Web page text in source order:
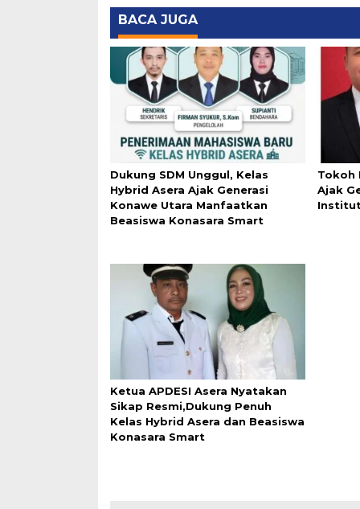
BACA JUGA
Dukung SDM Unggul, Kelas
Hybrid Asera Ajak Generasi
Konawe Utara Manfaatkan
Beasiswa Konasara Smart
Tokoh
Ajak
Institut
Ketua APDESI Asera Nyatakan
Sikap Resmi,Dukung Penuh
Kelas Hybrid Asera dan Beasiswa
Konasara Smart